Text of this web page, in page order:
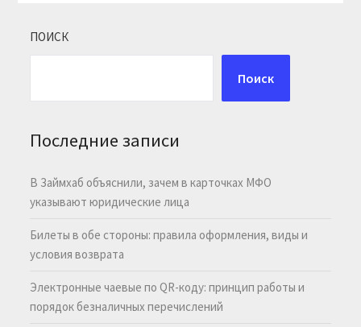
ПОИСК
Поиск
Последние записи
В Займхаб объяснили, зачем в карточках МФО
указывают юридические лица
Билеты в обе стороны: правила оформления, виды и
условия возврата
Электронные чаевые по QR-коду: принцип работы и
порядок безналичных перечислений